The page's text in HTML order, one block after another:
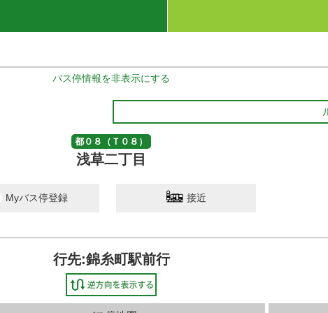
バス停情報を非表示にする
都０８（Ｔ０８）
浅草二丁目
Myバス停登録 接近
行先:錦糸町駅前行